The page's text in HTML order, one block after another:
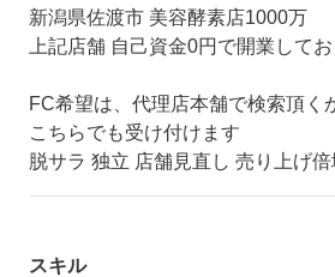
新潟県佐渡市 美容酵素店1000万
上記店舗 自己資金0円で開業して
FC希望は、代理店本舗で検索頂く
こちらでも受け付けます
脱サラ 独立 店舗見直し 売り上げ
スキル